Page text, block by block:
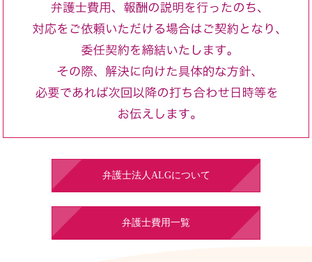
弁護士法人ALGについて
弁護士費用一覧